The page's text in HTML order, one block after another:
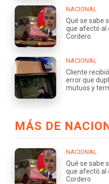
NACIONAL
Qué se sabe
que afectó al
Cordero
NACIONAL
Cliente
error que
mutuos y
MÁS DE
NACIONAL
Qué se sabe
que afectó al
Cordero